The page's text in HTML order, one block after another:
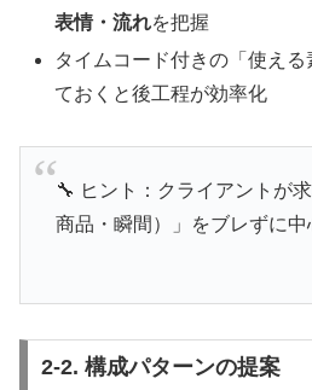
表情・流れを把握
タイムコード付きの「使え
ておくと後工程が効率化
🔧 ヒント：クライアントが
商品・瞬間）」をブレずに中
2-2. 構成パターンの提案